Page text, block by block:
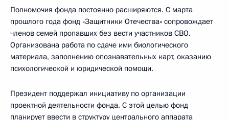
Полномочия фонда постоянно расширяются. С марта
прошлого года фонд «Защитники Отечества» сопровождает
членов семей пропавших без вести участников СВО.
Организована работа по сдаче ими биологического
материала, заполнению опознавательных карт, оказанию
психологической и юридической помощи.
Президент поддержал инициативу по организации
проектной деятельности фонда. С этой целью фонд
планирует ввести в структуру центрального аппарата